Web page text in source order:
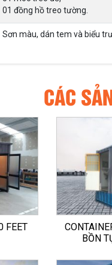
01 đồng hồ treo tường.
Sơn màu, dán tem và biểu
CÁC
FEET
BỒN